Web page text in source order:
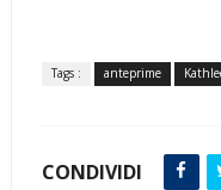
Tags : anteprime
CONDIVIDI